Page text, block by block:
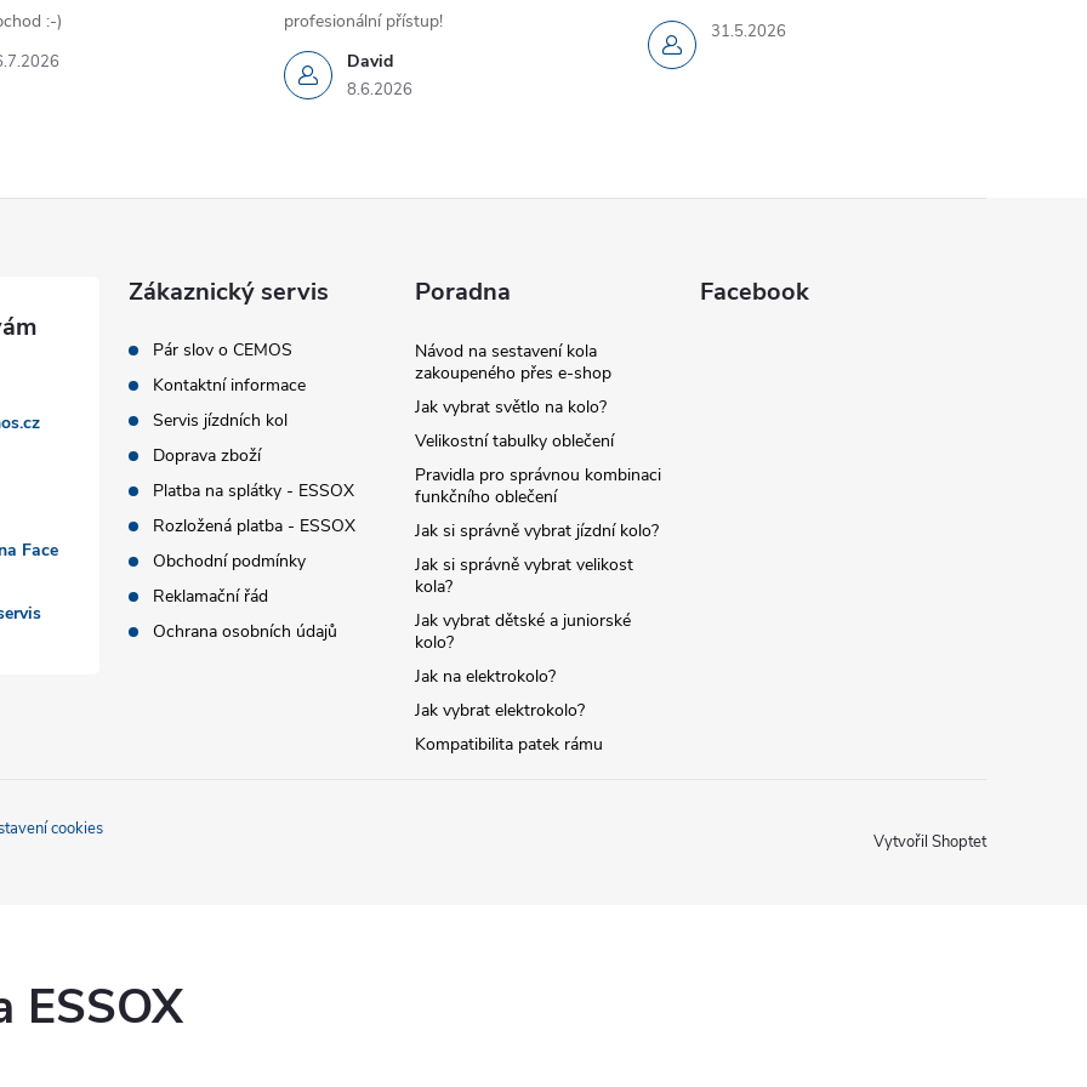
:-)
David
8.6.2026
profesionální přístup!
31.5.2026
Face
Zákaznický servis
Pár slov o CEMOS
Kontaktní informace
Servis jízdních kol
Doprava zboží
Platba na splátky - ESSOX
Rozložená platba - ESSOX
Obchodní podmínky
Reklamační řád
Ochrana osobních údajů
Poradna
Návod na sestavení kola
zakoupeného přes e-shop
Jak vybrat světlo na kolo?
Velikostní tabulky oblečení
Pravidla pro správnou kombinaci
funkčního oblečení
Jak si správně vybrat jízdní kolo?
Jak si správně vybrat velikost
kola?
Jak vybrat dětské a juniorské
kolo?
Jak na elektrokolo?
Jak vybrat elektrokolo?
Kompatibilita patek rámu
Facebook
Vytvořil Shoptet
cookies
ESSOX